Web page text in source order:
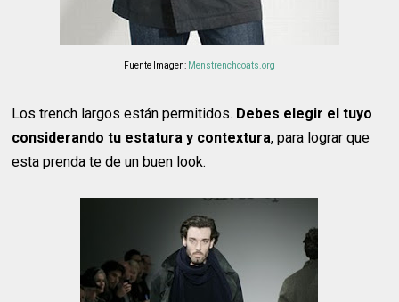
Fuente Imagen: Menstrenchcoats.org
Los trench largos están permitidos. Debes elegir el tuyo
considerando tu estatura y contextura, para lograr que
esta prenda te de un buen look.